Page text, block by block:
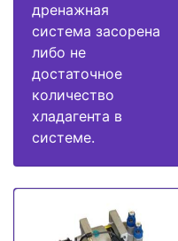
дренажная
система засорена
либо не
достаточное
количество
хладагента в
системе.